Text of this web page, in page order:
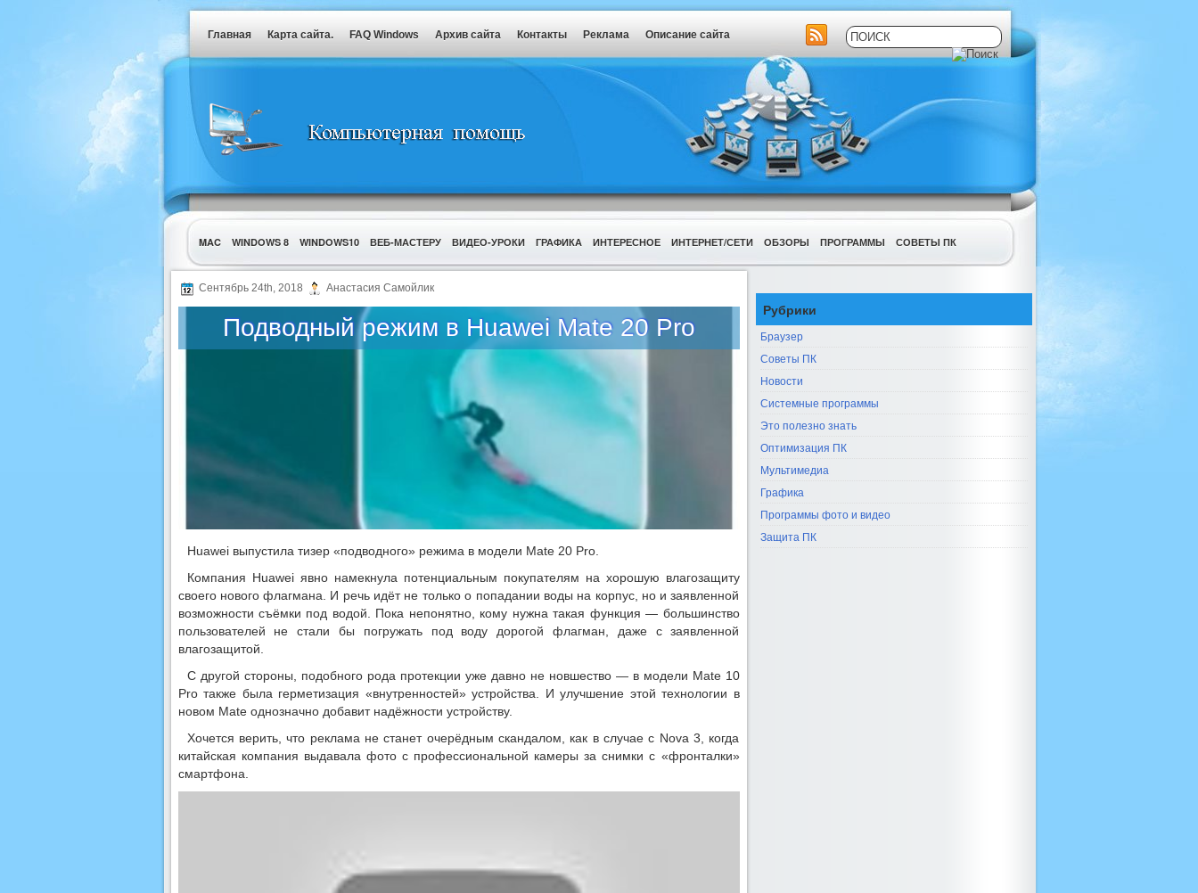
Главная Карта сайта. FAQ Windows Архив сайта Контакты Реклама Описание сайта
MAC WINDOWS 8 WINDOWS10 ВЕБ-МАСТЕРУ ВИДЕО-УРОКИ ГРАФИКА ИНТЕРЕСНОЕ ИНТЕРНЕТ/СЕТИ ОБЗОРЫ ПРОГРАММЫ СОВЕТЫ ПК
УТИЛИТЫ
Сентябрь 24th, 2018 Анастасия Самойлик
Подводный режим в Huawei Mate 20 Pro
Huawei выпустила тизер «подводного» режима в модели Mate 20 Pro.
Компания Huawei явно намекнула потенциальным покупателям на хорошую влагозащиту
своего нового флагмана. И речь идёт не только о попадании воды на корпус, но и заявленной
возможности съёмки под водой. Пока непонятно, кому нужна такая функция — большинство
пользователей не стали бы погружать под воду дорогой флагман, даже с заявленной
влагозащитой.
С другой стороны, подобного рода протекции уже давно не новшество — в модели Mate 10
Pro также была герметизация «внутренностей» устройства. И улучшение этой технологии в
новом Mate однозначно добавит надёжности устройству.
Хочется верить, что реклама не станет очерёдным скандалом, как в случае с Nova 3, когда
китайская компания выдавала фото с профессиональной камеры за снимки с «фронталки»
смартфона.
Рубрики
Браузер
Советы ПК
Новости
Системные программы
Это полезно знать
Оптимизация ПК
Мультимедиа
Графика
Программы фото и видео
Защита ПК